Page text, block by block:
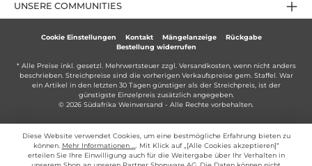
UNSERE COMMUNITIES
Cookie Einstellungen Kontakt Mängelanzeige
Rückgabe
Bestellung widerrufen
* Alle Preise inkl. gesetzl. Mehrwertsteuer zzgl. Versandkosten, wenn nicht anders
beschrieben. Streichpreise sind die vorherigen Verkaufspreise gem. Staffel. War
ein Artikel in den letzten 30 Tagen günstiger als der Streichpreis, ist der
günstigste Einzelpreis zusätzlich angegeben.
© 2026 Südafrika Weinversand - Alle Rechte vorbehalten.
Diese Website verwendet Cookies, um eine bestmögliche Erfahrung bieten zu
können. Mehr Informationen ...
. Mit Klick auf „[Alle Cookies akzeptieren]“
erteilen Sie Ihre Einwilligung auch für die Weitergabe über Ihr Verhalten in